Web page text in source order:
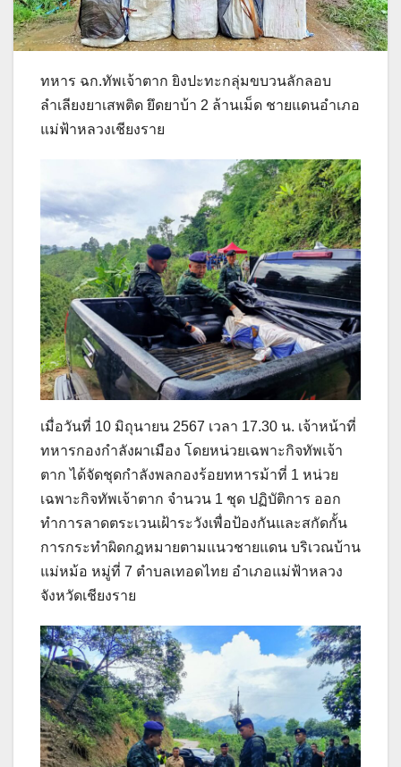
ทหาร ฉก.ทัพเจ้าตาก ยิงปะทะกลุ่มขบวนลักลอบ
ลำเลียงยาเสพติด ยึดยาบ้า 2 ล้านเม็ด ชายแดนอำเภอ
แม่ฟ้าหลวงเชียงราย
เมื่อวันที่ 10 มิถุนายน 2567 เวลา 17.30 น. เจ้าหน้าที่
ทหารกองกำลังผาเมือง โดยหน่วยเฉพาะกิจทัพเจ้า
ตาก ได้จัดชุดกำลังพลกองร้อยทหารม้าที่ 1 หน่วย
เฉพาะกิจทัพเจ้าตาก จำนวน 1 ชุด ปฏิบัติการ ออก
ทำการลาดตระเวนเฝ้าระวังเพื่อป้องกันและสกัดกั้น
การกระทำผิดกฎหมายตามแนวชายแดน บริเวณบ้าน
แม่หม้อ หมู่ที่ 7 ตำบลเทอดไทย อำเภอแม่ฟ้าหลวง
จังหวัดเชียงราย